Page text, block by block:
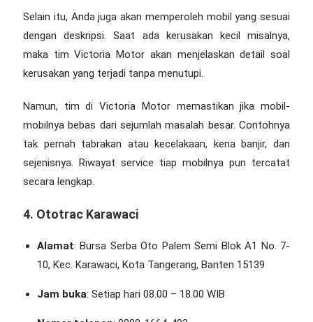
Selain itu, Anda juga akan memperoleh mobil yang sesuai
dengan deskripsi. Saat ada kerusakan kecil misalnya,
maka tim Victoria Motor akan menjelaskan detail soal
kerusakan yang terjadi tanpa menutupi.
Namun, tim di Victoria Motor memastikan jika mobil-
mobilnya bebas dari sejumlah masalah besar. Contohnya
tak pernah tabrakan atau kecelakaan, kena banjir, dan
sejenisnya. Riwayat service tiap mobilnya pun tercatat
secara lengkap.
4. Ototrac Karawaci
Alamat: Bursa Serba Oto Palem Semi Blok A1 No. 7-
10, Kec. Karawaci, Kota Tangerang, Banten 15139
Jam buka: Setiap hari 08.00 – 18.00 WIB